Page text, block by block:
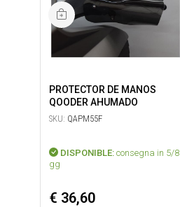
PROTECTOR DE MANOS
QOODER AHUMADO
SKU: QAPM55F
DISPONIBLE: consegna in 5/8
gg
€ 36,60